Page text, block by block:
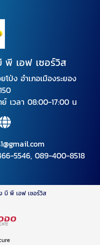
พี เอฟ เซอร์วิส
ป่ง อำเภอเมืองระยอง
เวลา 08:00-17:00 น
5546, 089-400-8518
บี พี เอฟ เซอร์วิส